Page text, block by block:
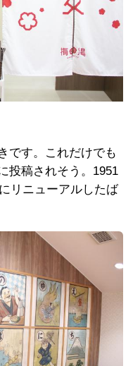
です。これだけでも
投稿されそう。1951
リニューアルしたば